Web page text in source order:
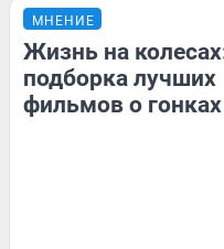
МНЕНИЕ
Жизнь на
подборка лучших
фильмов о гонках